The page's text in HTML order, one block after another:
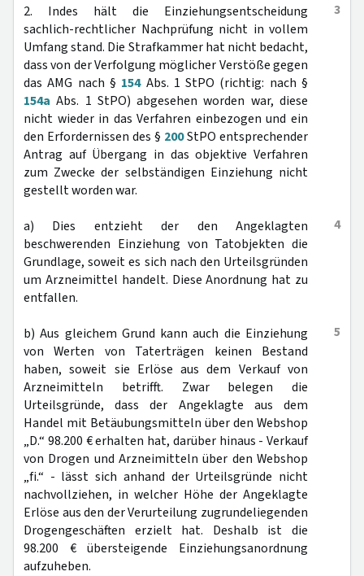
3
2. Indes hält die Einziehungsentscheidung
sachlich-rechtlicher Nachprüfung nicht in vollem
Umfang stand. Die Strafkammer hat nicht bedacht,
dass von der Verfolgung möglicher Verstöße gegen
das AMG nach § 154Abs. 1 StPO (richtig: nach §
154a Abs. 1 StPO) abgesehen worden war, diese
nicht wieder in das Verfahren einbezogen und ein
den Erfordernissen des § 200StPO entsprechender
Antrag auf Übergang in das objektive Verfahren
zum Zwecke der selbständigen Einziehung nicht
gestellt worden war.
4
a) Dies entzieht der den Angeklagten
beschwerenden Einziehung von Tatobjekten die
Grundlage, soweit es sich nach den Urteilsgründen
um Arzneimittel handelt. Diese Anordnung hat zu
entfallen.
5
b) Aus gleichem Grund kann auch die Einziehung
von Werten von Taterträgen keinen Bestand
haben, soweit sie Erlöse aus dem Verkauf von
Arzneimitteln betrifft. Zwar belegen die
Urteilsgründe, dass der Angeklagte aus dem
Handel mit Betäubungsmitteln über den Webshop
„D.“ 98.200 € erhalten hat, darüber hinaus - Verkauf
von Drogen und Arzneimitteln über den Webshop
„fi.“ - lässt sich anhand der Urteilsgründe nicht
nachvollziehen, in welcher Höhe der Angeklagte
Erlöse aus den der Verurteilung zugrundeliegenden
Drogengeschäften erzielt hat. Deshalb ist die
98.200 € übersteigende Einziehungsanordnung
aufzuheben.